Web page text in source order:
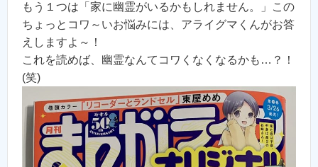
もう１つは「家に幽霊がいるかもしれません。」この
ちょっとコワ～いお悩みには、アライグマくんがお答
えしますよ～！
これを読めば、幽霊なんてコワくなくなるかも…？！
(笑)